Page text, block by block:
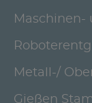
Maschinen-
Metall-/
Gießen